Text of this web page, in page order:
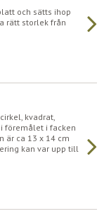
och sätts ihop
rätt storlek från
kvadrat,
föremålet i facken
är ca 13 x 14 cm
kan var upp till